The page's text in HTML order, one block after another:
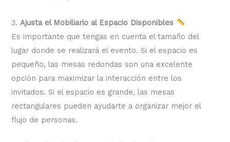
3.Ajusta el Mobiliario al Espacio Disponibles
Es importante que tengas en cuenta el tamaño del
lugar donde se realizará el evento. Si el espacio es
pequeño, las mesas redondas son una excelente
opción para maximizar la interacción entre los
invitados. Si el espacio es grande, las mesas
rectangulares pueden ayudarte a organizar mejor el
flujo de personas.